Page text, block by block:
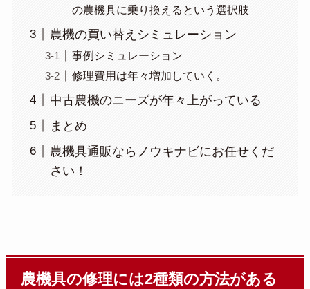
の農機具に乗り換えるという選択肢
農機の買い替えシミュレーション
事例シミュレーション
修理費用は年々増加していく。
中古農機のニーズが年々上がっている
まとめ
農機具通販ならノウキナビにお任せくだ
さい！
農機具の修理には2種類の方法がある